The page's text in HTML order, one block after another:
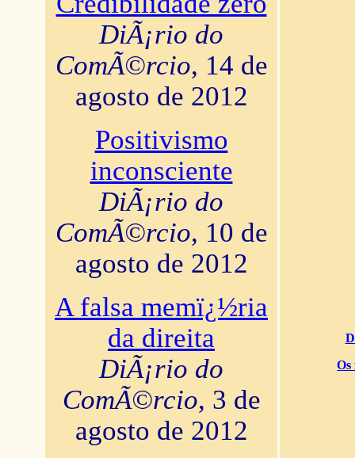
DiÃ¡rio do
ComÃ©rcio, 14 de
agosto de 2012
Positivismo
inconsciente
DiÃ¡rio do
ComÃ©rcio, 10 de
agosto de 2012
A falsa memï¿½ria
da direita
DiÃ¡rio do
ComÃ©rcio, 3 de
agosto de 2012
Os